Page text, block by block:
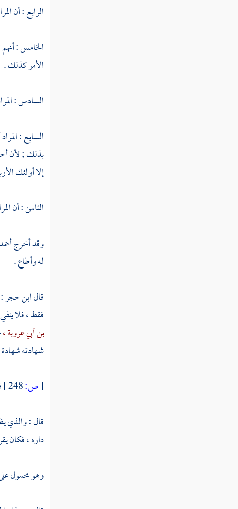
الرابع : أن
الخامس :
الأمر كذلك .
السادس :
السابع :
بذلك ; لأن
إلا أولئك
الثامن : أن
وقد أخرج
له وأطاع .
قالابن حجر
فقط ، فلا
بن أبي عروبة ،
شهادته
[ص:
قال : والذي
داره ، فكان
وهو محمول